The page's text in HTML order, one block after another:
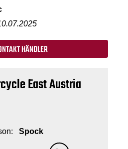
HÄNDLER
East Austria
Spock